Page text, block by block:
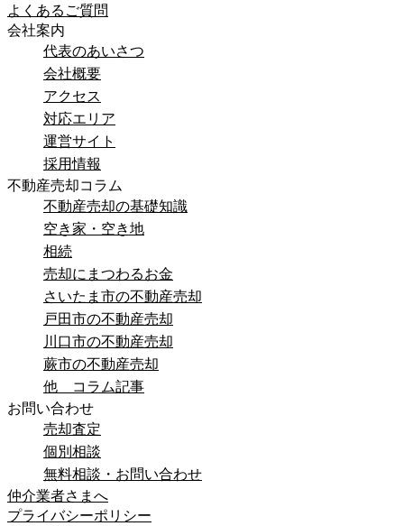
よくあるご質問
会社案内
代表のあいさつ
会社概要
アクセス
対応エリア
運営サイト
採用情報
不動産売却コラム
不動産売却の基礎知識
空き家・空き地
相続
売却にまつわるお金
さいたま市の不動産売却
戸田市の不動産売却
川口市の不動産売却
蕨市の不動産売却
他 コラム記事
お問い合わせ
売却査定
個別相談
無料相談・お問い合わせ
仲介業者さまへ
プライバシーポリシー